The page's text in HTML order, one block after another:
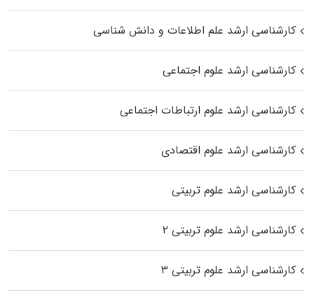
کارشناسی ارشد علم اطلاعات و دانش شناسی
کارشناسی ارشد علوم اجتماعی
کارشناسی ارشد علوم ارتباطات اجتماعی
کارشناسی ارشد علوم اقتصادی
کارشناسی ارشد علوم تربیتی
کارشناسی ارشد علوم تربیتی ۲
کارشناسی ارشد علوم تربیتی ۳